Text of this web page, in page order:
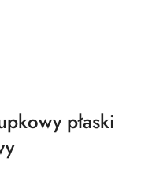
płaski